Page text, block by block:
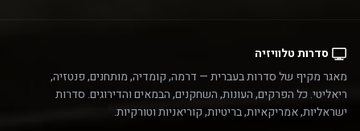
סדרות טלוויזיה
מאגר מקיף של סדרות בעברית — דרמה, קומדיה, מותחנים, פנטזיה,
ריאליטי. כל הפרקים, העונות, השחקנים, הבמאים והדירוגים. סדרות
ישראליות, אמריקאיות, בריטיות, קוריאניות וטורקיות.